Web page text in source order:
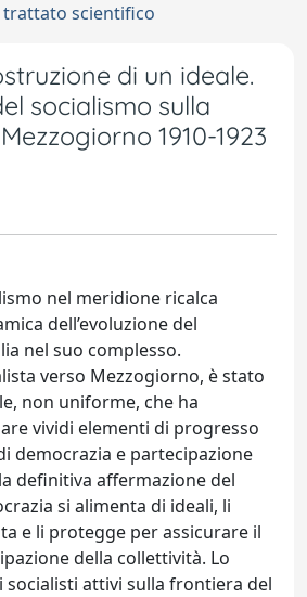
scientifico
di un ideale.
socialismo sulla
1910-1923
nel meridione ricalca
dell’evoluzione del
nel suo complesso.
verso Mezzogiorno, è stato
non uniforme, che ha
vividi elementi di progresso
democrazia e partecipazione
definitiva affermazione del
si alimenta di ideali, li
e li protegge per assicurare il
della collettività. Lo
socialisti attivi sulla frontiera del